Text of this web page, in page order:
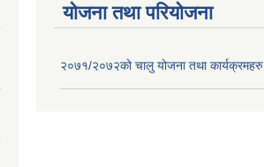
योजना तथा परियोजना
२०७१/२०७२को चालु योजना तथा कार्यक्रमहरु